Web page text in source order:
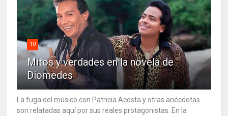
10
Mitos y verdades en la novela de
Diomedes
La fuga del músico con Patricia Acosta y otras anécdotas
son relatadas aquí por sus reales protagonistas. En la